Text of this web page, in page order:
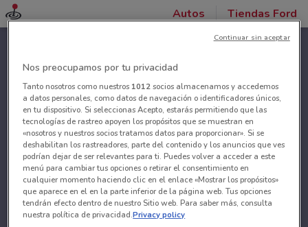
Autos Tiendas Ford
Nos preocupamos por tu privacidad
Tanto nosotros como nuestros 1012socios almacenamos y accedemos
a datos personales, como datos de navegación o identificadores únicos,
en tu dispositivo. Si seleccionas Acepto, estarás permitiendo que las
tecnologías de rastreo apoyen los propósitos que se muestran en
«nosotros y nuestros socios tratamos datos para proporcionar». Si se
deshabilitan los rastreadores, parte del contenido y los anuncios que ves
podrían dejar de ser relevantes para ti. Puedes volver a acceder a este
menú para cambiar tus opciones o retirar el consentimiento en
cualquier momento haciendo clic en el enlace «Mostrar los propósitos»
que aparece en el en la parte inferior de la página web. Tus opciones
tendrán efecto dentro de nuestro Sitio web. Para saber más, consulta
nuestra política de privacidad.Privacy policy
Continuar sin aceptar